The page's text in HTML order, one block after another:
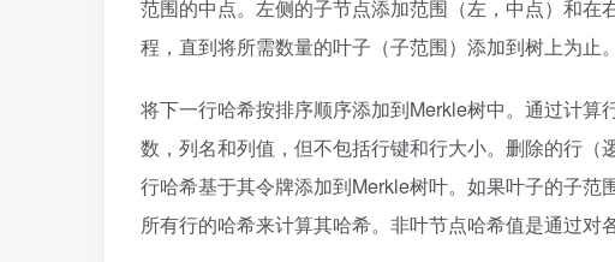
范围的中点。左侧的子节点添加范围（左，中点）和
程，直到将所需数量的叶子（子范围）添加到树上为止。
将下一行哈希按排序顺序添加到Merkle树中。通过计
数，列名和列值，但不包括行键和行大小。删除的行（
行哈希基于其令牌添加到Merkle树叶。如果叶子的子
所有行的哈希来计算其哈希。非叶节点哈希值是通过对